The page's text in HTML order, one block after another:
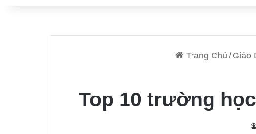
Trang Chủ / Giáo
Top 10 trường